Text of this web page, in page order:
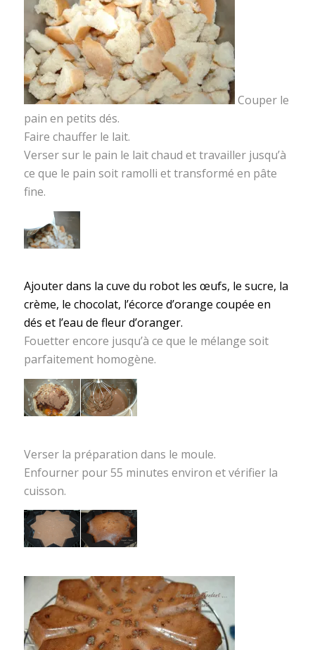
Couper le
pain en petits dés.
Faire chauffer le lait.
Verser sur le pain le lait chaud et travailler jusqu’à
ce que le pain soit ramolli et transformé en pâte
fine.
Ajouter dans la cuve du robot les œufs, le sucre, la
crème, le chocolat, l’écorce d’orange coupée en
dés et l’eau de fleur d’oranger.
Fouetter encore jusqu’à ce que le mélange soit
parfaitement homogène.
Verser la préparation dans le moule.
Enfourner pour 55 minutes environ et vérifier la
cuisson.